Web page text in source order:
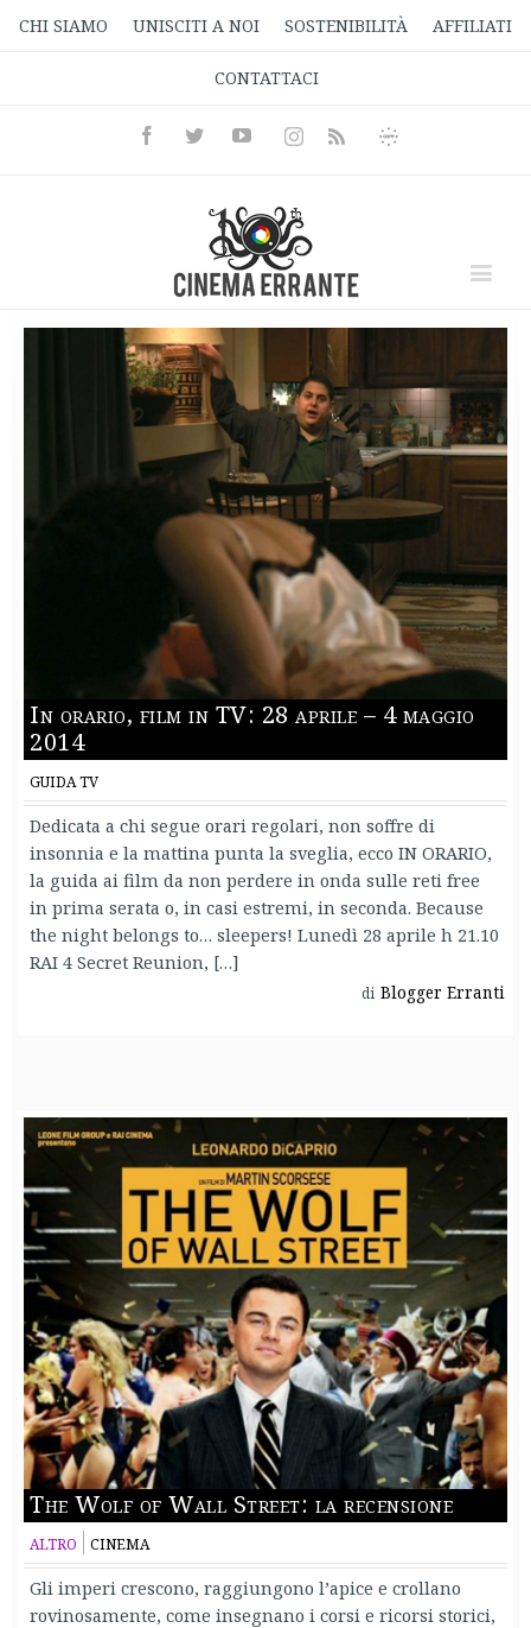
CHI SIAMO UNISCITI A NOI SOSTENIBILITÀ AFFILIATI
CONTATTACI
FacebookTwitterYoutubeInstagramRss
Informativa
In orario, film in TV: 28 aprile – 4 maggio
2014
GUIDA TV
Dedicata a chi segue orari regolari, non soffre di
insonnia e la mattina punta la sveglia, ecco IN ORARIO,
la guida ai film da non perdere in onda sulle reti free
in prima serata o, in casi estremi, in seconda. Because
the night belongs to… sleepers! Lunedì 28 aprile h 21.10
RAI 4 Secret Reunion, […]
di Blogger Erranti
The Wolf of Wall Street: la recensione
ALTRO CINEMA
Gli imperi crescono, raggiungono l’apice e crollano
rovinosamente, come insegnano i corsi e ricorsi storici,